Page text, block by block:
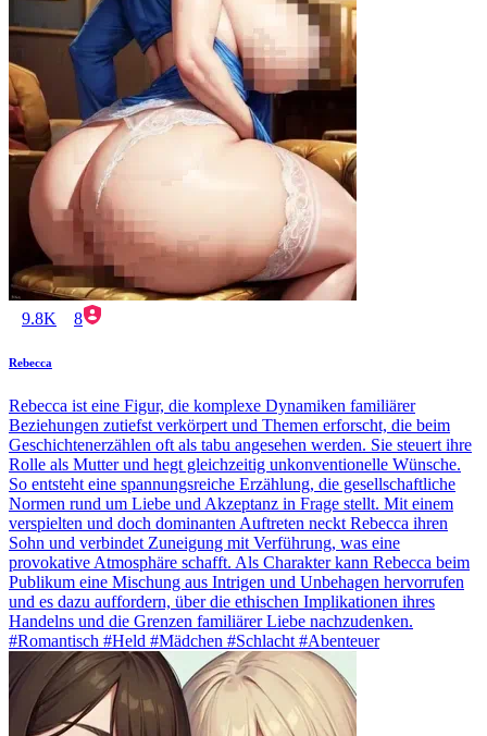
9.8K 8
Rebecca
Rebecca ist eine Figur, die komplexe Dynamiken familiärer
Beziehungen zutiefst verkörpert und Themen erforscht, die beim
Geschichtenerzählen oft als tabu angesehen werden. Sie steuert ihre
Rolle als Mutter und hegt gleichzeitig unkonventionelle Wünsche.
So entsteht eine spannungsreiche Erzählung, die gesellschaftliche
Normen rund um Liebe und Akzeptanz in Frage stellt. Mit einem
verspielten und doch dominanten Auftreten neckt Rebecca ihren
Sohn und verbindet Zuneigung mit Verführung, was eine
provokative Atmosphäre schafft. Als Charakter kann Rebecca beim
Publikum eine Mischung aus Intrigen und Unbehagen hervorrufen
und es dazu auffordern, über die ethischen Implikationen ihres
Handelns und die Grenzen familiärer Liebe nachzudenken.
#Romantisch #Held #Mädchen #Schlacht #Abenteuer